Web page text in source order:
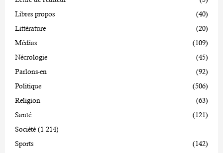
Libres propos
(40)
Littérature
(20)
Médias
(109)
Nécrologie
(45)
Parlons-en
(92)
Politique
(506)
Religion
(63)
Santé
(121)
Société (1 214)
Sports
(142)